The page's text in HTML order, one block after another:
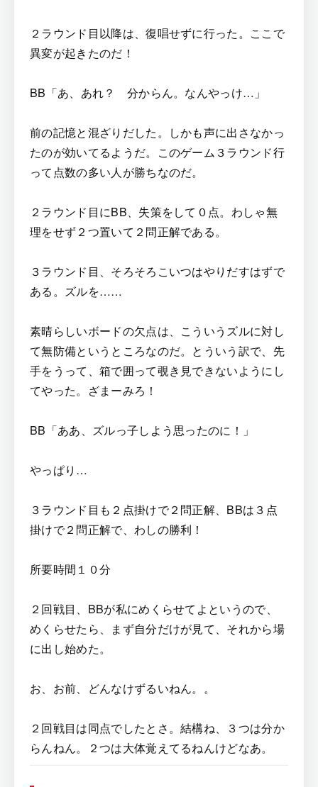
２ラウンド目以降は、復唱せずに行った。ここで
異変が起きたのだ！
BB「あ、あれ？ 分からん。なんやっけ…」
前の記憶と混ざりだした。しかも声に出さなかっ
たのが効いてるようだ。このゲーム３ラウンド行
って点数の多い人が勝ちなのだ。
２ラウンド目にBB、失策をして０点。わしゃ無
理をせず２つ置いて２問正解である。
３ラウンド目、そろそろこいつはやりだすはずで
ある。ズルを……
素晴らしいボードの欠点は、こういうズルに対し
て無防備というところなのだ。とういう訳で、先
手をうって、箱で囲って覗き見できないようにし
てやった。ざまーみろ！
BB「ああ、ズルっ子しよう思ったのに！」
やっぱり…
３ラウンド目も２点掛けで２問正解、BBは３点
掛けで２問正解で、わしの勝利！
所要時間１０分
２回戦目、BBが私にめくらせてよというので、
めくらせたら、まず自分だけが見て、それから場
に出し始めた。
お、お前、どんなけずるいねん。。
２回戦目は同点でしたとさ。結構ね、３つは分か
らんねん。２つは大体覚えてるねんけどなあ。